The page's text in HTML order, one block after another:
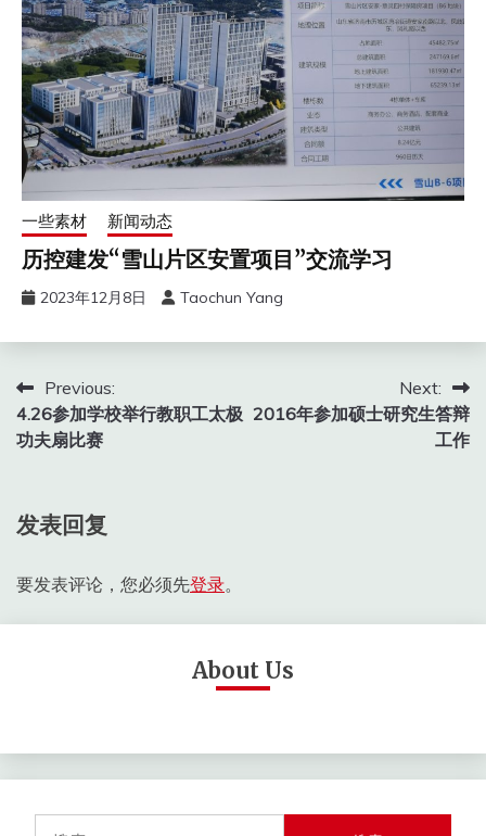
一些素材 新闻动态
历控建发“雪山片区安置项目”交流学习
2023年12月8日 Taochun Yang
文
章
航
Previous:
4.26参加学校举行教职工太极
功夫扇比赛
Next:
2016年参加硕士研究生答辩
工作
发表回复
要发表评论，您必须先登录。
About Us